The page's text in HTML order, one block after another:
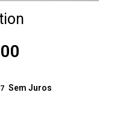
Sem Juros